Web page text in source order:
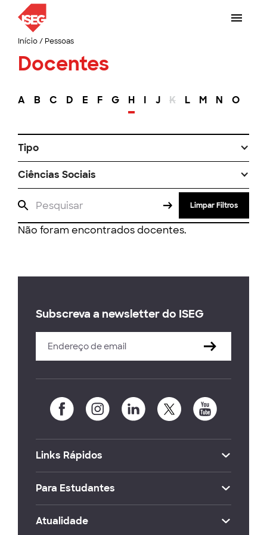
Início/ Pessoas
Docentes
A B C D E F G H I J K L M N O
Tipo
Ciências Sociais
Limpar Filtros
Não foram encontrados docentes.
Subscreva a newsletter do ISEG
Links Rápidos
Para Estudantes
Atualidade